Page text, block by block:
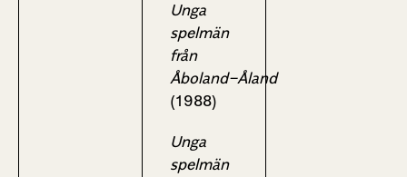
Unga
spelmän
från
Åboland−Åland
(1988)
Unga
spelmän